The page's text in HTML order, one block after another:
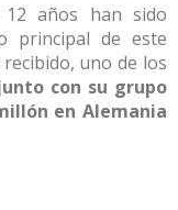
años han sido
principal de este
uno de los
con su grupo
en Alemania